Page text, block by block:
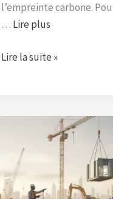
l’empreinte carbone.
… Lire plus
Lire la suite »
d’Hervé
Fayat
sur